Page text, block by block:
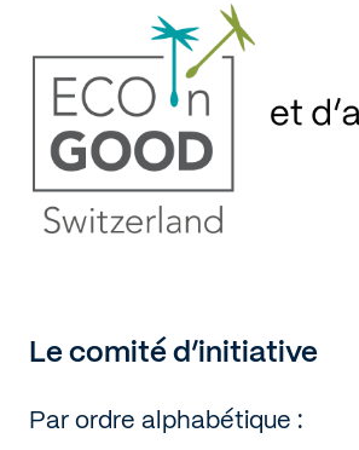
Le comité d’initiative
Par ordre alphabétique :